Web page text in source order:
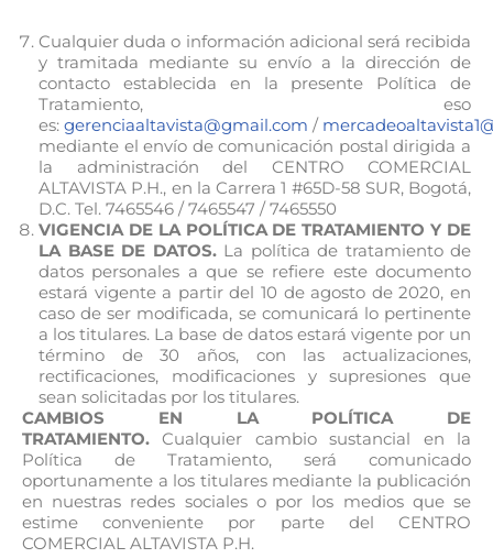
Cualquier duda o información adicional será recibida
y tramitada mediante su envío a la dirección de
contacto establecida en la presente Política de
Tratamiento, eso
es: gerenciaaltavista@gmail.com /
mediante el envío de comunicación postal dirigida a
la administración del CENTRO COMERCIAL
ALTAVISTA P.H., en la Carrera 1 #65D-58 SUR, Bogotá,
D.C. Tel. 7465546 / 7465547 / 7465550
VIGENCIA DE LA POLÍTICA DE TRATAMIENTO Y DE
LA BASE DE DATOS.La política de tratamiento de
datos personales a que se refiere este documento
estará vigente a partir del 10 de agosto de 2020, en
caso de ser modificada, se comunicará lo pertinente
a los titulares. La base de datos estará vigente por un
término de 30 años, con las actualizaciones,
rectificaciones, modificaciones y supresiones que
sean solicitadas por los titulares.
CAMBIOS EN LA POLÍTICA DE
TRATAMIENTO. Cualquier cambio sustancial en la
Política de Tratamiento, será comunicado
oportunamente a los titulares mediante la publicación
en nuestras redes sociales o por los medios que se
estime conveniente por parte del CENTRO
COMERCIAL ALTAVISTA P.H.